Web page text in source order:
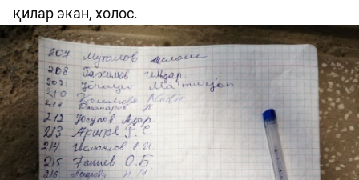
қилар экан, холос.